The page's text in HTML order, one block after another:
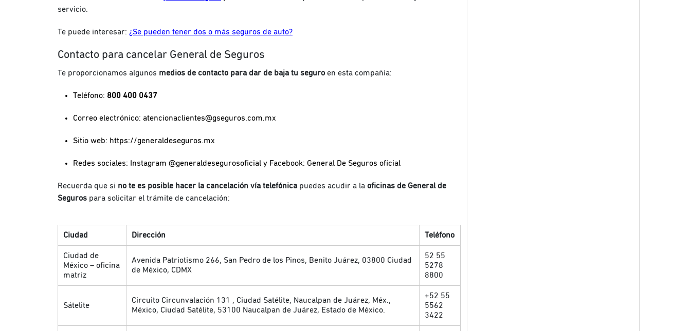
servicio.
Te puede interesar: ¿Se pueden tener dos o más seguros de auto?
Contacto para cancelar General de Seguros
Te proporcionamos algunos medios de contacto para dar de baja tu seguro en esta compañía:
Teléfono: 800 400 0437
Correo electrónico: atencionaclientes@gseguros.com.mx
Sitio web: https://generaldeseguros.mx
Redes sociales: Instagram @generaldesegurosoficial y Facebook: General De Seguros oficial
Recuerda que si no te es posible hacer la cancelación vía telefónica puedes acudir a la oficinas de General de
Seguros para solicitar el trámite de cancelación:
Ciudad Dirección Teléfono
Ciudad de
México – oficina
matriz
Avenida Patriotismo 266, San Pedro de los Pinos, Benito Juárez, 03800 Ciudad
de México, CDMX
52 55
5278
8800
Sátelite
Circuito Circunvalación 131 , Ciudad Satélite, Naucalpan de Juárez, Méx.,
México, Ciudad Satélite, 53100 Naucalpan de Juárez, Estado de México.
+52 55
5562
3422